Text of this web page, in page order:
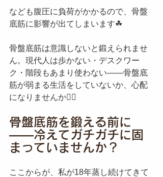
なども腹圧に負荷がかかるので、骨盤
底筋に影響が出てしまいます☘
骨盤底筋は意識しないと鍛えられませ
ん。現代人は歩かない・デスクワー
ク・階段もあまり使わない——骨盤底
筋が弱まる生活をしていないか、心配
になりませんか😵‍💫
骨盤底筋を鍛える前に
——冷えてガチガチに固
まっていませんか？
ここからが、私が18年蒸し続けてきて